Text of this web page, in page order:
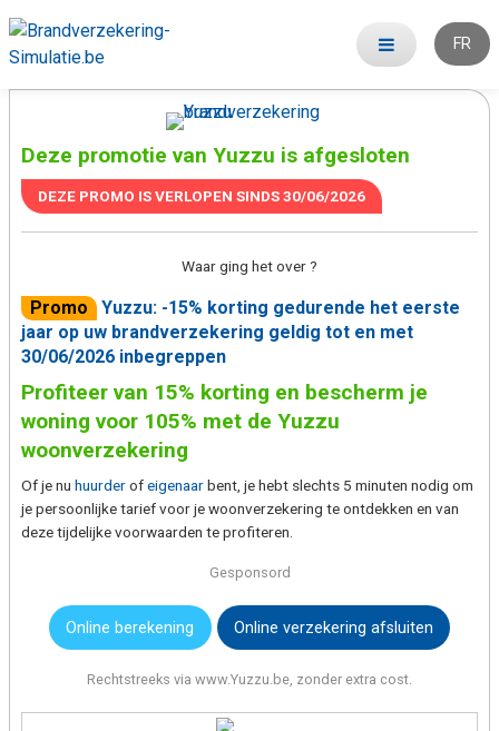
FR
Deze promotie van Yuzzu is afgesloten
DEZE PROMO IS VERLOPEN SINDS30/06/2026
Waar ging het over ?
Promo
Yuzzu: -15% korting gedurende het eerste
jaar op uw brandverzekering geldig tot en met
30/06/2026 inbegreppen
Profiteer van 15% korting en bescherm je
woning voor 105% met de Yuzzu
woonverzekering
Of je nu huurderofeigenaarbent, je hebt slechts 5 minuten nodig om
je persoonlijke tarief voor je woonverzekering te ontdekken en van
deze tijdelijke voorwaarden te profiteren.
Gesponsord
Online berekening Online verzekering afsluiten
Rechtstreeks via www.Yuzzu.be, zonder extra cost.